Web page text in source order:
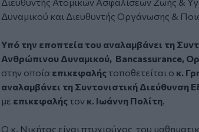
Διευθυντής Ατομικών Ασφαλίσεων Ζωής &
Δυναμικού και Διευθυντής Οργάνωσης &
Υπό την εποπτεία του αναλαμβάνει τη
Ανθρώπινου Δυναμικού, Bancassurance,
στην οποία επικεφαλήςτοποθετείται ο κ.
αναλαμβάνει τη Συντονιστική Διεύθυνση
με επικεφαλήςτον κ. Ιωάννη Πολίτη.
Ο κ. Νικήτας είναι πτυχιούχος του